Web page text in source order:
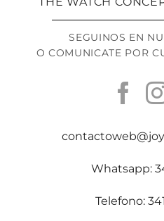
SEGUINOS EN
O COMUNICATE POR
Whatsapp:
Telefono: